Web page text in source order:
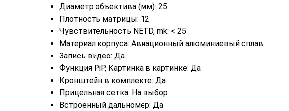
Диаметр объектива (мм): 25
Плотность матрицы: 12
Чувствительность NETD, mk: < 25
Материал корпуса: Авиационный алюминиевый сплав
Запись видео: Да
Функция PiP, Картинка в картинке: Да
Кронштейн в комплекте: Да
Прицельная сетка: На выбор
Встроенный дальномер: Да